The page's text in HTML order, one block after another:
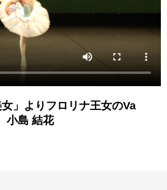
女」よりフロリナ王女のVa
小島 結花